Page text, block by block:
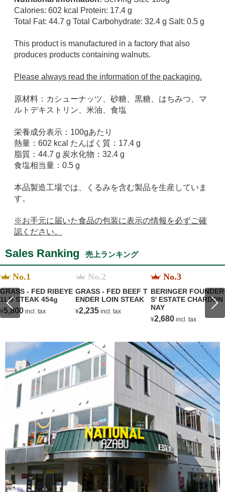
Calories: 602 kcal Protein: 17.4 g
Total Fat: 44.7 g Total Carbohydrate: 32.4 g Salt: 0.5 g
This product is manufactured in a factory that also
produces products containing walnuts.
Please always read the information of the packaging.
原材料：カシューナッツ、砂糖、黒糖、はちみつ、マ
ルトデキストリン、米油、食塩
栄養成分表示：100gあたり
熱量：602 kcal たんぱく質：17.4 g
脂質：44.7 g 炭水化物：32.4 g
食塩相当量：0.5 g
本品製造工場では、くるみを含む製品を生産していま
す。
※お手元に届いた食品の包装に表示の情報を必ずご確
認ください。
Sales Ranking 売上ランキング
No.1
GRASS - FED RIBEYE
1LB STEAK 454g
¥5,800 incl. tax
No.2
GRASS - FED BEEF T
ENDER LOIN STEAK
¥2,235 incl. tax
No.3
BERINGER FOUNDER
S' ESTATE CHARDON
NAY
¥2,680 incl. tax